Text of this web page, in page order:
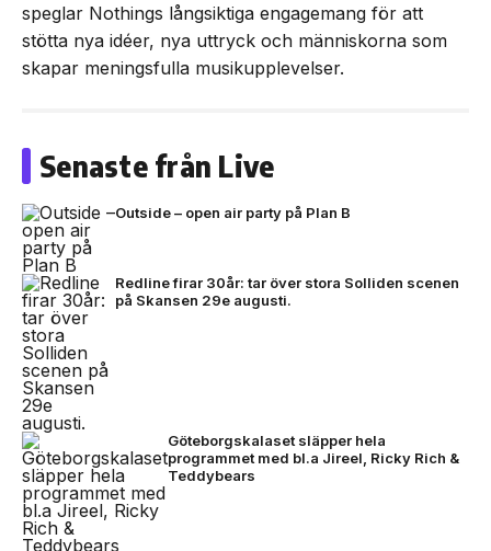
speglar Nothings långsiktiga engagemang för att
stötta nya idéer, nya uttryck och människorna som
skapar meningsfulla musikupplevelser.
Senaste från Live
Outside – open air party på Plan B
Redline firar 30år: tar över stora Solliden scenen
på Skansen 29e augusti.
Göteborgskalaset släpper hela
programmet med bl.a Jireel, Ricky Rich &
Teddybears